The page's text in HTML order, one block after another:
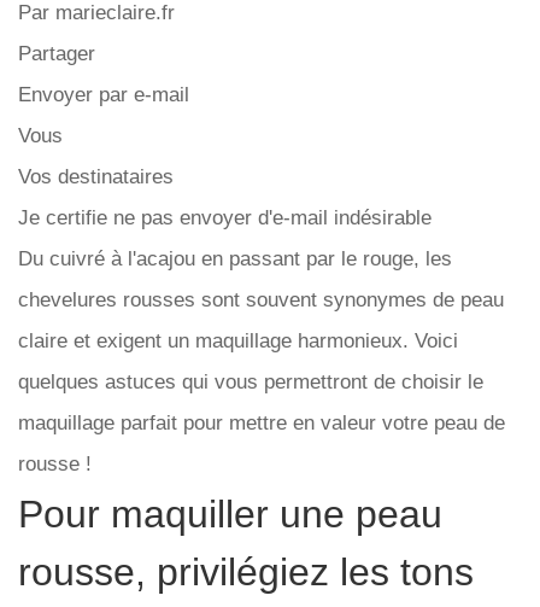
Par marieclaire.fr
Partager
Envoyer par e-mail
Vous
Vos destinataires
Je certifie ne pas envoyer d'e-mail indésirable
Du cuivré à l'acajou en passant par le rouge, les
chevelures rousses sont souvent synonymes de peau
claire et exigent un maquillage harmonieux. Voici
quelques astuces qui vous permettront de choisir le
maquillage parfait pour mettre en valeur votre peau de
rousse !
Pour maquiller une peau
rousse, privilégiez les tons